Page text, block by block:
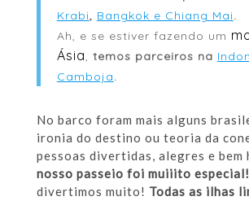
Krabi, Bangkok e Chiang Mai.
Ah, e se estiver fazendo um
Ásia, temos parceiros na
Camboja.
No barco foram mais alguns
ironia do destino ou teoria da
pessoas divertidas, alegres e bem
nosso passeio foi muiiito especial!
divertimos muito! Todas as ilhas